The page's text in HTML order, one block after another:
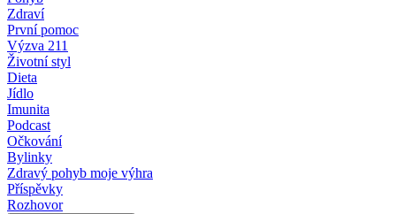
Zdraví
První pomoc
Výzva 211
Životní styl
Dieta
Jídlo
Imunita
Podcast
Očkování
Bylinky
Zdravý pohyb moje výhra
Příspěvky
Rozhovor